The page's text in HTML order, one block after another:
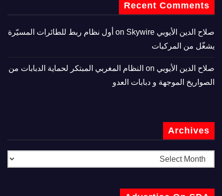
Recent Comments
صلاح الدين الأيوبي
Skywire أول نظام ربط للطائرات المسيّرة
يشغّل من المركبات
صلاح الدين الأيوبي
النظام المغربي المبتكر لحماية الدبابات من
الصواريخ الموجهة و دبابات العدو
Archives